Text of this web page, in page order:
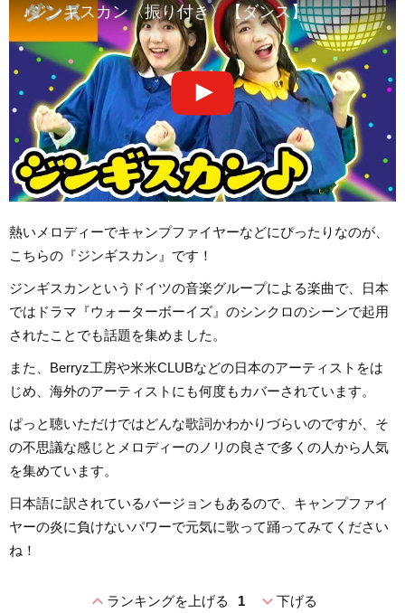
♪ジンギスカン〈振り付き〉【ダンス】
熱いメロディーでキャンプファイヤーなどにぴったりなのが、
こちらの『ジンギスカン』です！
ジンギスカンというドイツの音楽グループによる楽曲で、日本
ではドラマ『ウォーターボーイズ』のシンクロのシーンで起用
されたことでも話題を集めました。
また、Berryz工房や米米CLUBなどの日本のアーティストをは
じめ、海外のアーティストにも何度もカバーされています。
ぱっと聴いただけではどんな歌詞かわかりづらいのですが、そ
の不思議な感じとメロディーのノリの良さで多くの人から人気
を集めています。
日本語に訳されているバージョンもあるので、キャンプファイ
ヤーの炎に負けないパワーで元気に歌って踊ってみてください
ね！
expand_lessランキングを上げる 1 expand_more下げる